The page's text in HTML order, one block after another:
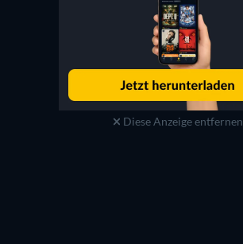
Diese Anzeige entfernen